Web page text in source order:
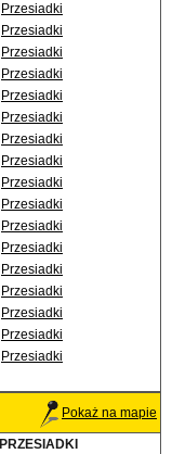
Przesiadki
Przesiadki
Przesiadki
Przesiadki
Przesiadki
Przesiadki
Przesiadki
Przesiadki
Przesiadki
Przesiadki
Przesiadki
Przesiadki
Przesiadki
Przesiadki
Przesiadki
Przesiadki
Przesiadki
Pokaż na mapie
PRZESIADKI